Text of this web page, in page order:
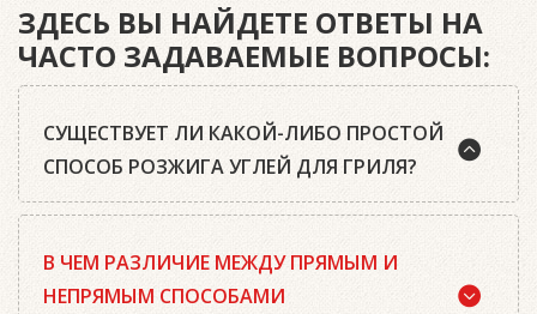
ЗДЕСЬ ВЫ НАЙДЕТЕ ОТВЕТЫ НА
ЧАСТО ЗАДАВАЕМЫЕ ВОПРОСЫ:
СУЩЕСТВУЕТ ЛИ КАКОЙ-ЛИБО ПРОСТОЙ
СПОСОБ РОЗЖИГА УГЛЕЙ ДЛЯ ГРИЛЯ?
качественный древесный уголь или угольные
брикеты Weber, кубики для розжига, а также наш
В ЧЕМ РАЗЛИЧИЕ МЕЖДУ ПРЯМЫМ И
НЕПРЯМЫМ СПОСОБАМИ